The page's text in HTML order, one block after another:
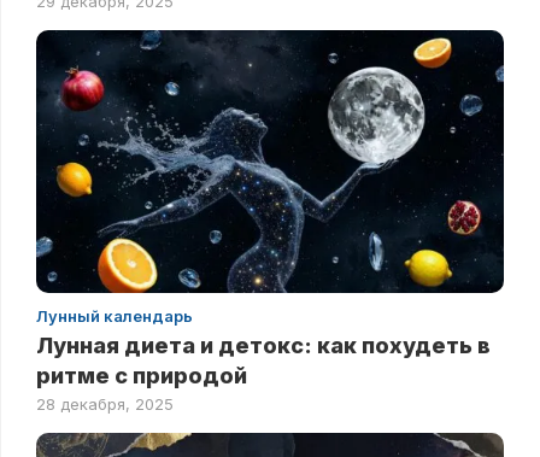
Лунный календарь
Лунная диета и детокс: как похудеть в
ритме с природой
28 декабря, 2025